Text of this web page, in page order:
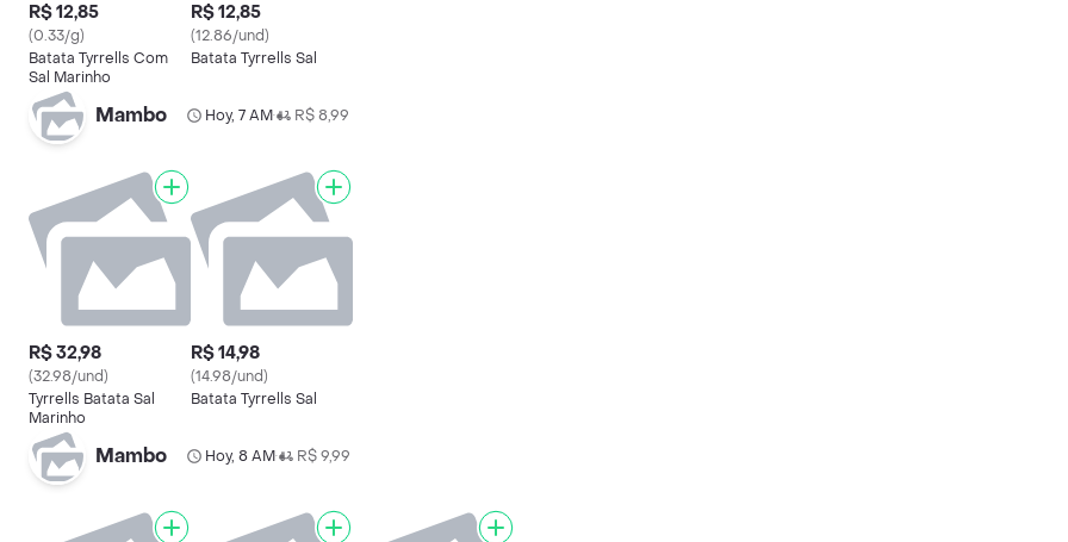
R$ 12,85
(0.33/g)
Batata Tyrrells Com
Sal Marinho
R$ 12,85
(12.86/und)
Batata Tyrrells Sal
Mambo Hoy, 7 AM• R$ 8,99
R$ 32,98
(32.98/und)
Tyrrells Batata Sal
Marinho
R$ 14,98
(14.98/und)
Batata Tyrrells Sal
Mambo Hoy, 8 AM• R$ 9,99